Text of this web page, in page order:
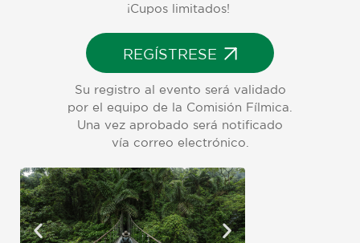
¡Cupos limitados!
REGÍSTRESE
Su registro al evento será validado
por el equipo de la Comisión Fílmica.
Una vez aprobado será notificado
vía correo electrónico.